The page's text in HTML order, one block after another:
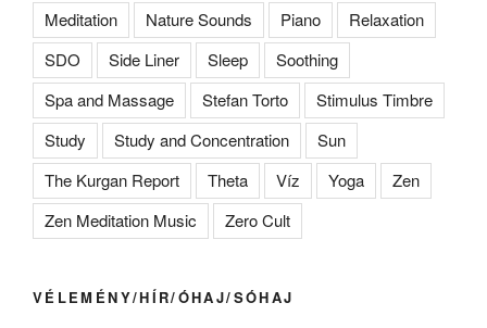
Meditation Nature Sounds Piano
Relaxation
SDO
Side Liner Sleep
Soothing
Spa and Massage
Stefan Torto
Stimulus Timbre
Study
Study and Concentration
Sun
The Kurgan Report
Theta Víz Yoga
Zen
Zen Meditation Music
Zero Cult
VÉLEMÉNY/HÍR/ÓHAJ/SÓHAJ